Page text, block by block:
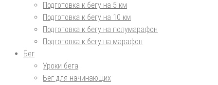
Подготовка к бегу на 5 км
Подготовка к бегу на 10 км
Подготовка к бегу на полумарафон
Подготовка к бегу на марафон
Бег
Уроки бега
Бег для начинающих